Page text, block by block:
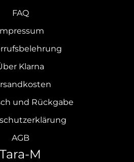
FAQ
Klarna
und Rückgabe
AGB
Tara-M